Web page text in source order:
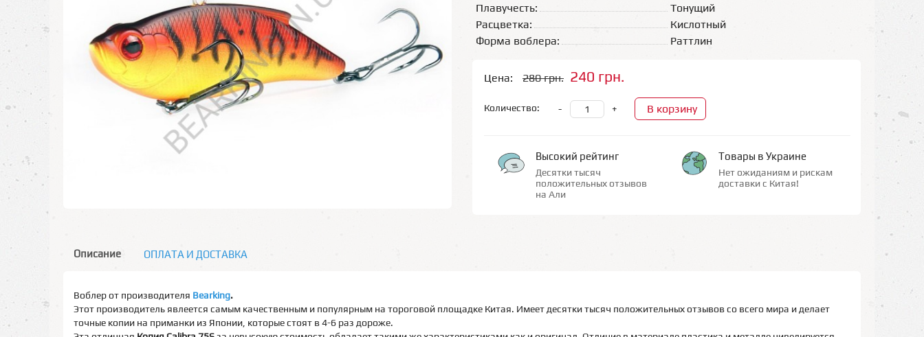
Плавучесть:
Тонущий
Расцветка:
Кислотный
Форма воблера:
Раттлин
Цена: 280 грн. 240 грн.
Количество: +
- В корзину
Высокий рейтинг
Десятки тысяч
положительных отзывов
на Али
Товары в Украине
Нет ожиданиям и рискам
доставки с Китая!
Описание ОПЛАТА И ДОСТАВКА
Воблер от производителя Bearking.
Этот производитель явлеется самым качественным и популярным на тороговой площадке Китая. Имеет десятки тысяч положительных отзывов со всего мира и делает
точные копии на приманки из Японии, которые стоят в 4-6 раз дороже.